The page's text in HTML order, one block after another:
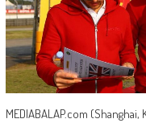
MEDIABALAP.com